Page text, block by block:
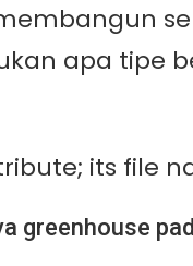
apa tipe
greenhouse